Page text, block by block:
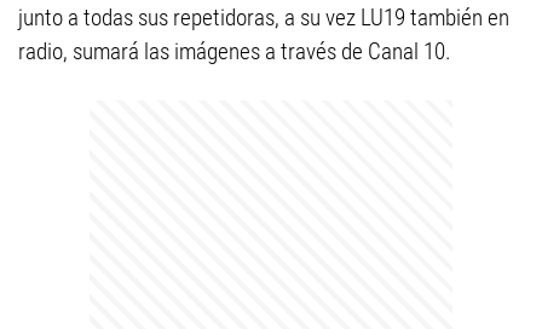
junto a todas sus repetidoras, a su vez LU19 también en
radio, sumará las imágenes a través de Canal 10.